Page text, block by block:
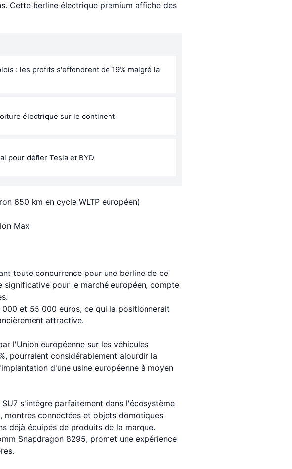
Cette berline électrique premium affiche des
: les profits s'effondrent de 19% malgré la
électrique sur le continent
pour défier Tesla et BYD
650 km en cycle WLTP européen)
Max
toute concurrence pour une berline de ce
significative pour le marché européen, compte
et 55 000 euros, ce qui la positionnerait
attractive.
l'Union européenne sur les véhicules
pourraient considérablement alourdir la
d'une usine européenne à moyen
s'intègre parfaitement dans l'écosystème
montres connectées et objets domotiques
déjà équipés de produits de la marque.
Snapdragon 8295, promet une expérience